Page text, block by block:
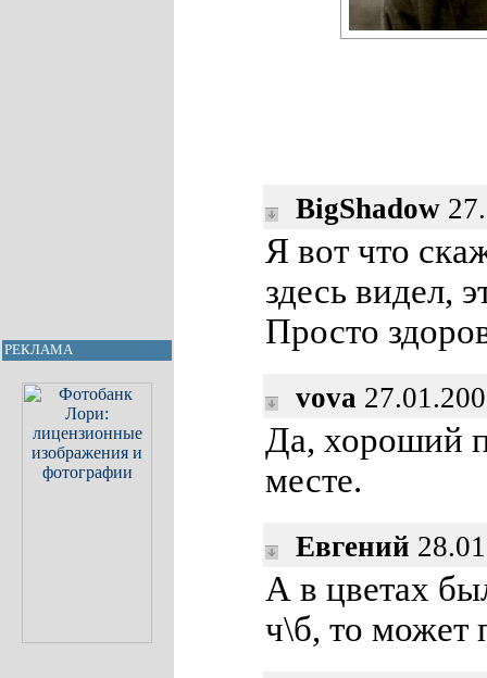
РЕКЛАМА
BigShadow
Я вот что
здесь видел,
Просто
vova
Да, хороший
месте.
Евгений
А в цветах
ч\б, то может